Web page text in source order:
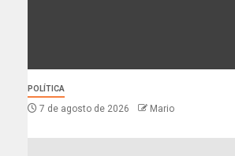
POLÍTICA
7 de agosto de 2026 Mario